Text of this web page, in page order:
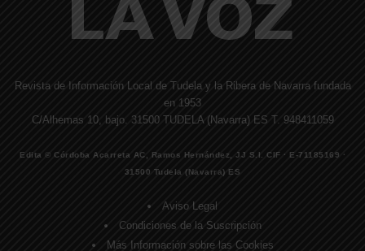
Revista de Información Local de Tudela y la Ribera de Navarra fundada
en 1953
C/Alhemas 10, bajo. 31500 TUDELA (Navarra) ES T. 948411059
Edita © Córdoba Acarreta AC, Ramos Hernández, JJ S.I. CIF · E-71185169 ·
31500 Tudela (Navarra) ES
Aviso Legal
Condiciones de la Suscripción
Más Información sobre las Cookies